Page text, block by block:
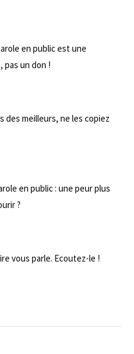
en public est une
pas un don !
des meilleurs, ne les copiez
en public : une peur plus
?
vous parle. Ecoutez-le !